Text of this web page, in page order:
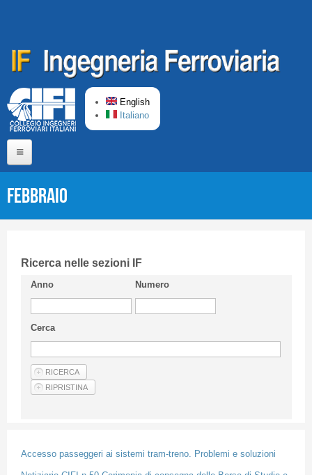
English
Italiano
Short presentation CIFI
Guideline
Privacy & Policy
Articles
Febbraio
Ricerca nelle sezioni IF
Anno Numero
Cerca
Accesso passeggeri ai sistemi tram-treno. Problemi e soluzioni